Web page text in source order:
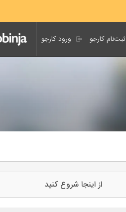
ورود کارجو ثبت‌نام کارجو
از اینجا شروع کنید